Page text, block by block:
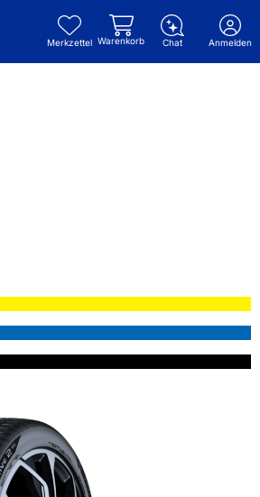
Merkzettel Warenkorb Chat Anmelden